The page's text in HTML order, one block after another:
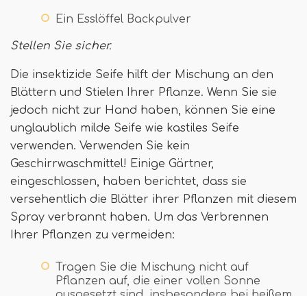
Ein Esslöffel Backpulver
Stellen Sie sicher.
Die insektizide Seife hilft der Mischung an den
Blättern und Stielen Ihrer Pflanze. Wenn Sie sie
jedoch nicht zur Hand haben, können Sie eine
unglaublich milde Seife wie kastiles Seife
verwenden. Verwenden Sie kein
Geschirrwaschmittel! Einige Gärtner,
eingeschlossen, haben berichtet, dass sie
versehentlich die Blätter ihrer Pflanzen mit diesem
Spray verbrannt haben. Um das Verbrennen
Ihrer Pflanzen zu vermeiden:
Tragen Sie die Mischung nicht auf
Pflanzen auf, die einer vollen Sonne